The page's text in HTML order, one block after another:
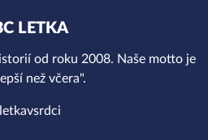
LETKA
od roku 2008. Naše motto je
než včera".